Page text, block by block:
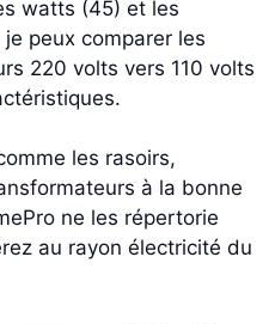
watts (45) et les
peux comparer les
220 volts vers 110 volts
les rasoirs,
à la bonne
ne les répertorie
au rayon électricité du